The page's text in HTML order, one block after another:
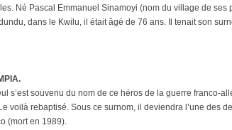
Né Pascal Emmanuel Sinamoyi (nom du village de ses
dans le Kwilu, il était âgé de 76 ans. Il tenait son
s’est souvenu du nom de ce héros de la guerre franco-
voilà rebaptisé. Sous ce surnom, il deviendra l’une des
(mort en 1989).